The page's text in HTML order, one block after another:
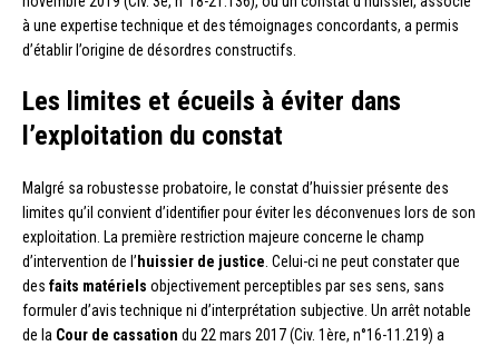
à une expertise technique et des témoignages concordants, a permis
d’établir l’origine de désordres constructifs.
Les limites et écueils à éviter dans
l’exploitation du constat
Malgré sa robustesse probatoire, le constat d’huissier présente des
limites qu’il convient d’identifier pour éviter les déconvenues lors de son
exploitation. La première restriction majeure concerne le champ
d’intervention de l’ huissier de justice . Celui-ci ne peut constater que
des faits matériels objectivement perceptibles par ses sens, sans
formuler d’avis technique ni d’interprétation subjective. Un arrêt notable
de la Cour de cassation du 22 mars 2017 (Civ. 1ère, n°16-11.219) a